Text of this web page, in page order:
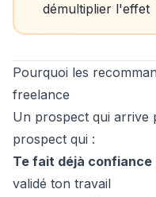
démultiplier l'effet
Pourquoi les
freelance
Un prospect qui arrive
prospect qui :
Te fait déjà confiance
validé ton travail